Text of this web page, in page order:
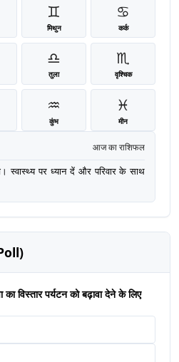
♊
मिथुन
♋
कर्क
♎
तुला
♏
वृश्चिक
♒
कुंभ
♓
मीन
आज का राशिफल
स्वास्थ्य पर ध्यान दें और परिवार के साथ
विस्तार पर्यटन को बढ़ावा देने के लिए